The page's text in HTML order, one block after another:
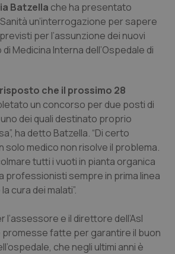
di Trento
& Scompenso
Batzella che ha presentato
un’interrogazione per sapere
per l’assunzione dei nuovi
Medicina Interna dell’Ospedale di
risposto che il prossimo 28
un concorso per due posti di
dei quali destinato proprio
ha detto Batzella. “Di certo
solo medico non risolve il problema.
tutti i vuoti in pianta organica
professionisti sempre in prima linea
cura dei malati”.
l’assessore e il direttore dell’Asl
promesse fatte per garantire il buon
che negli ultimi anni è